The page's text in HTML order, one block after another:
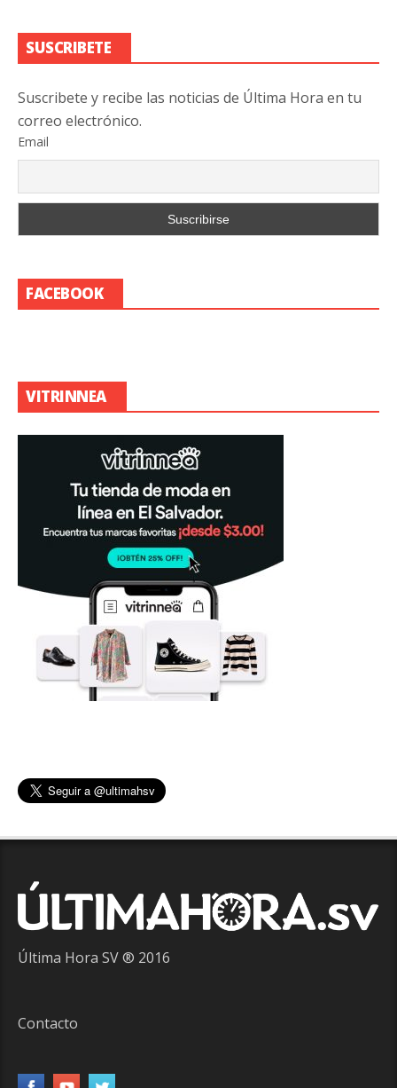
SUSCRIBETE
Suscribete y recibe las noticias de Última Hora en tu
correo electrónico.
Email
FACEBOOK
VITRINNEA
Última Hora SV ® 2016
Contacto